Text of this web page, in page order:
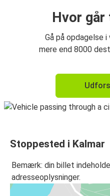
Kalmar
Kalmar
Västervik
Västervik
Hvor går
Gå på opdagelse
mere end 8000
Stoppested i Kalmar
Bemærk: din billet
adresseoplysninger.